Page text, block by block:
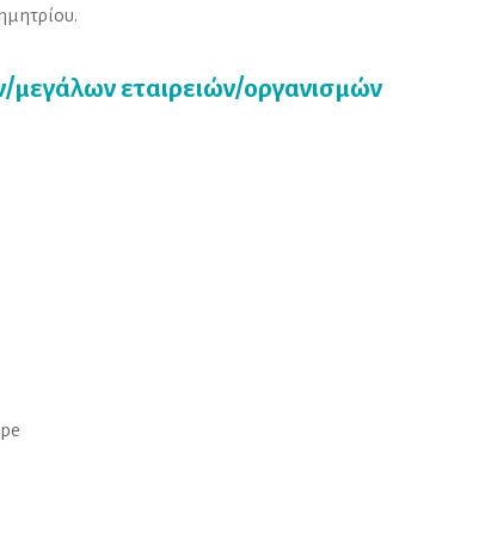
μεγάλων εταιρειών/οργανισμών